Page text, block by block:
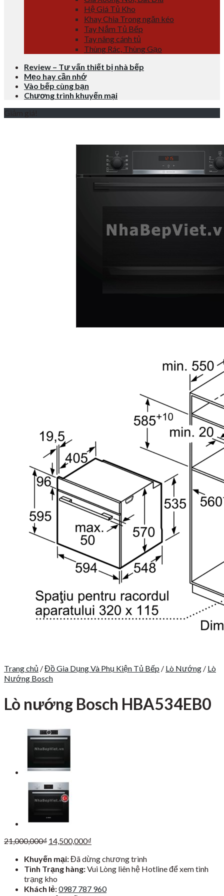
Hệ Giá Tủ Kho
Khay Chia Trong ngăn kéo
Tay Nắm Tủ Bếp
Tay nâng cánh tủ
Thùng Rác, Thùng Gạo
Review – Tư vấn thiết bị nhà bếp
Mẹo hay cần nhớ
Vào bếp cùng bạn
Chương trình khuyến mại
Trang chủ /Đồ Gia Dụng Và Phụ Kiện Tủ Bếp / Lò Nướng / Lò
Nướng Bosch
Lò nướng Bosch HBA534EB0
21,000,000₫ Giá
là:
21,000,000₫.
14,500,000₫
tại
là:
Khuyến mại:Đã dừng chương trình
Tình Trạng hàng:Vui Lòng liên hệ Hotline để xem tình
trạng kho
Khách lẻ:0987 787 960